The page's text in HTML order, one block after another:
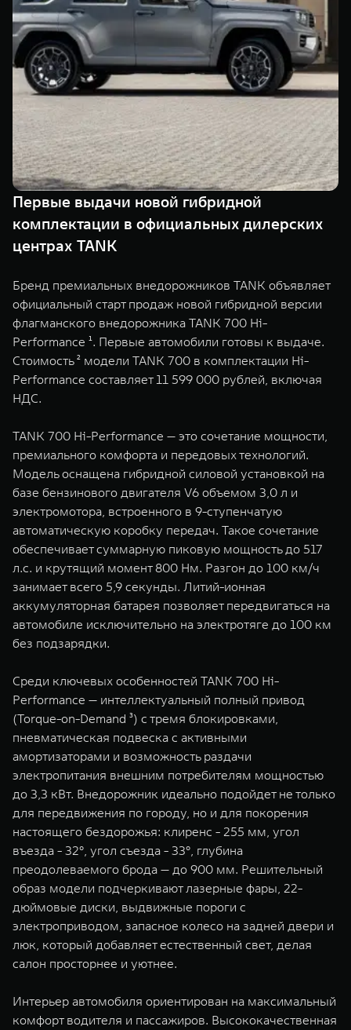
TANK 500
Веди за собой
от 6 499 000 ₽
TANK 700
Сила
от 10 199
WEY 07
Расширяя границы комфорта
от 6 149 000 ₽
WEY 05
Эстетика
WEY 80
Масштаб возможностей
от 6 449 000 ₽
WEY 80
от 8 099
TANK Финансы
Корпоративным клиентам
TANK ФИНАНСЫ
TANK Кредит
TANK Лизинг
TANK Страхование
Сервис
Специальные предложения
Моторные масла
ЦИФРОВЫЕ СЕРВИСЫ TANK
Цифровые сервисы TANK
Подписки
Первые выдачи новой гибридной
комплектации в официальных дилерских
центрах TANK
Бренд премиальных внедорожников TANK объявляет
официальный старт продаж новой гибридной версии
флагманского внедорожника TANK 700 Hi-
Performance ¹. Первые автомобили готовы к выдаче.
Стоимость ² модели TANK 700 в комплектации Hi-
Performance составляет 11 599 000 рублей, включая
НДС.
TANK 700 Hi-Performance — это сочетание мощности,
премиального комфорта и передовых технологий.
Модель оснащена гибридной силовой установкой на
базе бензинового двигателя V6 объемом 3,0 л и
электромотора, встроенного в 9-ступенчатую
автоматическую коробку передач. Такое сочетание
обеспечивает суммарную пиковую мощность до 517
л.с. и крутящий момент 800 Нм. Разгон до 100 км/ч
занимает всего 5,9 секунды. Литий-ионная
аккумуляторная батарея позволяет передвигаться на
автомобиле исключительно на электротяге до 100 км
без подзарядки.
Среди ключевых особенностей TANK 700 Hi-
Performance — интеллектуальный полный привод
(Torque-on-Demand ³) с тремя блокировками,
пневматическая подвеска с активными
амортизаторами и возможность раздачи
электропитания внешним потребителям мощностью
до 3,3 кВт. Внедорожник идеально подойдет не только
для передвижения по городу, но и для покорения
настоящего бездорожья: клиренс - 255 мм, угол
въезда - 32°, угол съезда - 33°, глубина
преодолеваемого брода — до 900 мм. Решительный
образ модели подчеркивают лазерные фары, 22-
дюймовые диски, выдвижные пороги с
электроприводом, запасное колесо на задней двери и
люк, который добавляет естественный свет, делая
салон просторнее и уютнее.
Интерьер автомобиля ориентирован на максимальный
комфорт водителя и пассажиров. Высококачественная